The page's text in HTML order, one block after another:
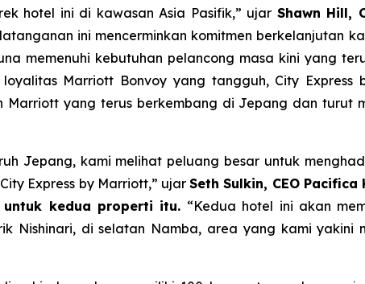
hotel ini di kawasan Asia Pasifik,” ujar Shawn Hill,
ini mencerminkan komitmen berkelanjutan
memenuhi kebutuhan pelancong masa kini yang
Marriott Bonvoy yang tangguh, City
Marriott yang terus berkembang di Jepang dan turut
Jepang, kami melihat peluang besar untuk
Express by Marriott,” ujarSeth Sulkin, CEO
kedua properti itu. “Kedua hotel ini akan
Nishinari, di selatan Namba, area yang kami yakini